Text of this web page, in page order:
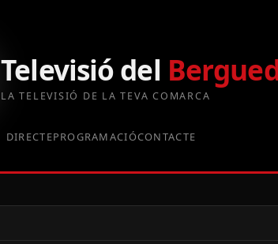
Televisió del
LA TELEVISIÓ DE LA TEVA COMARCA
DIRECTEPROGRAMACIÓCONTACTE